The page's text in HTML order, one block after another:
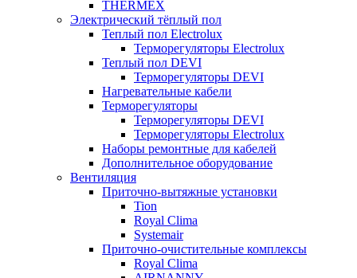
THERMEX
Электрический тёплый пол
Теплый пол Electrolux
Терморегуляторы Electrolux
Теплый пол DEVI
Терморегуляторы DEVI
Нагревательные кабели
Терморегуляторы
Терморегуляторы DEVI
Терморегуляторы Electrolux
Наборы ремонтные для кабелей
Дополнительное оборудование
Вентиляция
Приточно-вытяжные установки
Tion
Royal Clima
Systemair
Приточно-очистительные комплексы
Royal Clima